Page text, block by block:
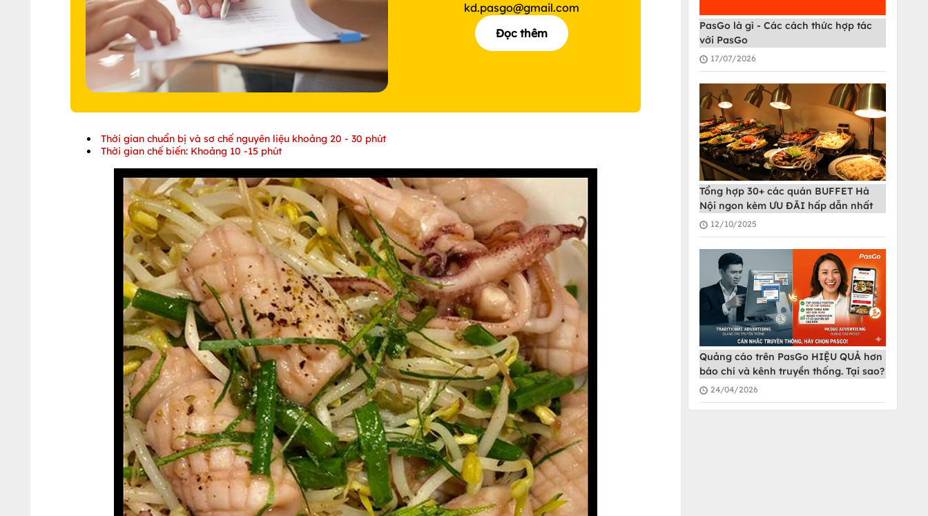
kd.pasgo@gmail.com
Đọc thêm
Thời gian chuẩn bị và sơ chế nguyên liệu khoảng 20 - 30 phút
Thời gian chế biến: Khoảng 10 -15 phút
PasGo là gì - Các cách thức hợp tác
với PasGo
17/07/2026
Tổng hợp 30+ các quán BUFFET Hà
Nội ngon kèm ƯU ĐÃI hấp dẫn nhất
12/10/2025
Quảng cáo trên PasGo HIỆU QUẢ hơn
báo chí và kênh truyền thống. Tại sao?
24/04/2026